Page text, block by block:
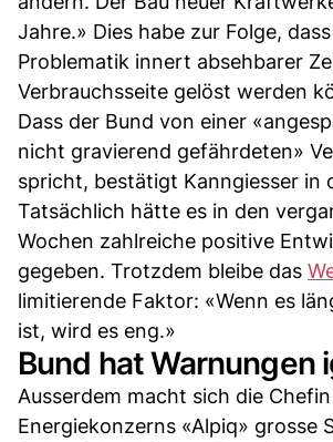
Jahre.» Dies habe zur Folge,
Problematik innert absehbarer
Verbrauchsseite gelöst werden
Dass der Bund von einer
nicht gravierend gefährdeten»
spricht, bestätigt Kanngiesser in
Tatsächlich hätte es in den
Wochen zahlreiche positive
gegeben. Trotzdem bleibe das
limitierende Faktor: «Wenn es
ist, wird es eng.»
Bund hat Warnungen
Ausserdem macht sich die
Energiekonzerns «Alpiq» grosse